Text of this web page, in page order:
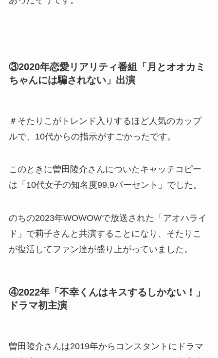
③2020年恋愛リアリティ番組「月とオオカミ
ちゃんには騙されない」出演
＃そたりこがトレンド入りするほど人気のカップ
ルで、10代からの指示がすごかったです。
このときに曽田陵介さんについたキャッチコピー
は「10代女子の知名度99.9パーセント」でした。
のちの2023年WOWOWで放送された「アオハライ
ド」で莉子さんと共演することになり、そたりこ
が復活してファン達が盛り上がっていました。
④2022年「不幸くんはキスするしかない！」
ドラマ初主演
曽田陵介さんは2019年からコンスタントにドラマ